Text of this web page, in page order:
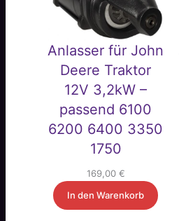
Anlasser für John
Deere Traktor
12V 3,2kW –
passend 6100
6200 6400 3350
1750
169,00 €
In den Warenkorb